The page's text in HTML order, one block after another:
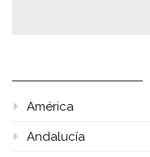
América
Andalucía